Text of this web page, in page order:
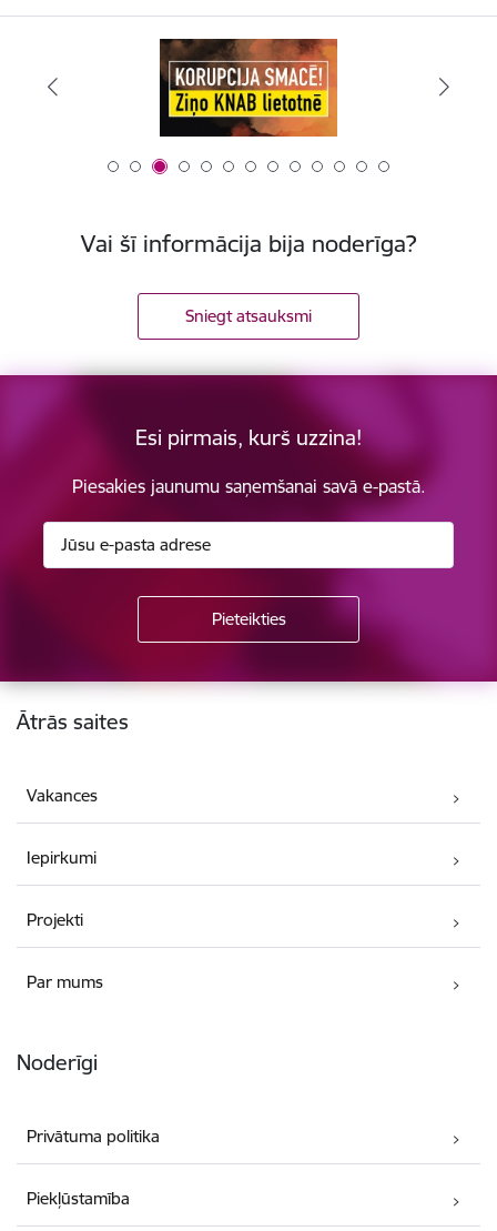
Vai šī informācija bija noderīga?
Sniegt atsauksmi
Esi pirmais, kurš uzzina!
Piesakies jaunumu saņemšanai savā e-pastā.
Kājene
Ātrās saites
Vakances
Iepirkumi
Projekti
Par mums
Noderīgi
Privātuma politika
Piekļūstamība